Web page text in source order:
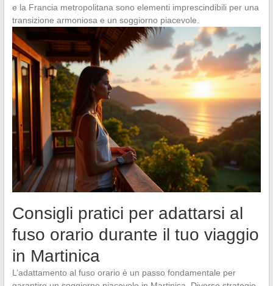
e la Francia metropolitana sono elementi imprescindibili per una
transizione armoniosa e un soggiorno piacevole.
Consigli pratici per adattarsi al
fuso orario durante il tuo viaggio
in Martinica
L’adattamento al fuso orario è un passo fondamentale per